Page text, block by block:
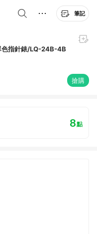
筆記
色指針錶/LQ-24B-4B
搶購
8點